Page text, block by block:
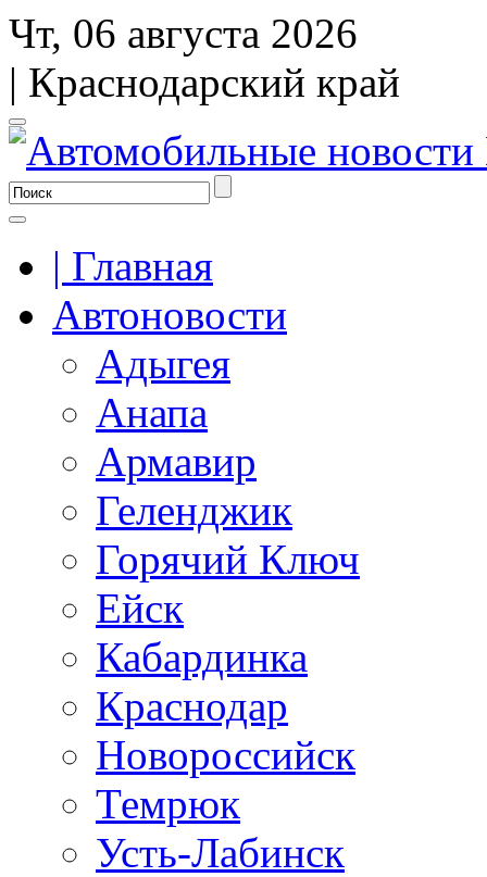
Чт, 06 августа 2026
| Краснодарский край
| Главная
Автоновости
Адыгея
Анапа
Армавир
Геленджик
Горячий Ключ
Ейск
Кабардинка
Краснодар
Новороссийск
Темрюк
Усть-Лабинск